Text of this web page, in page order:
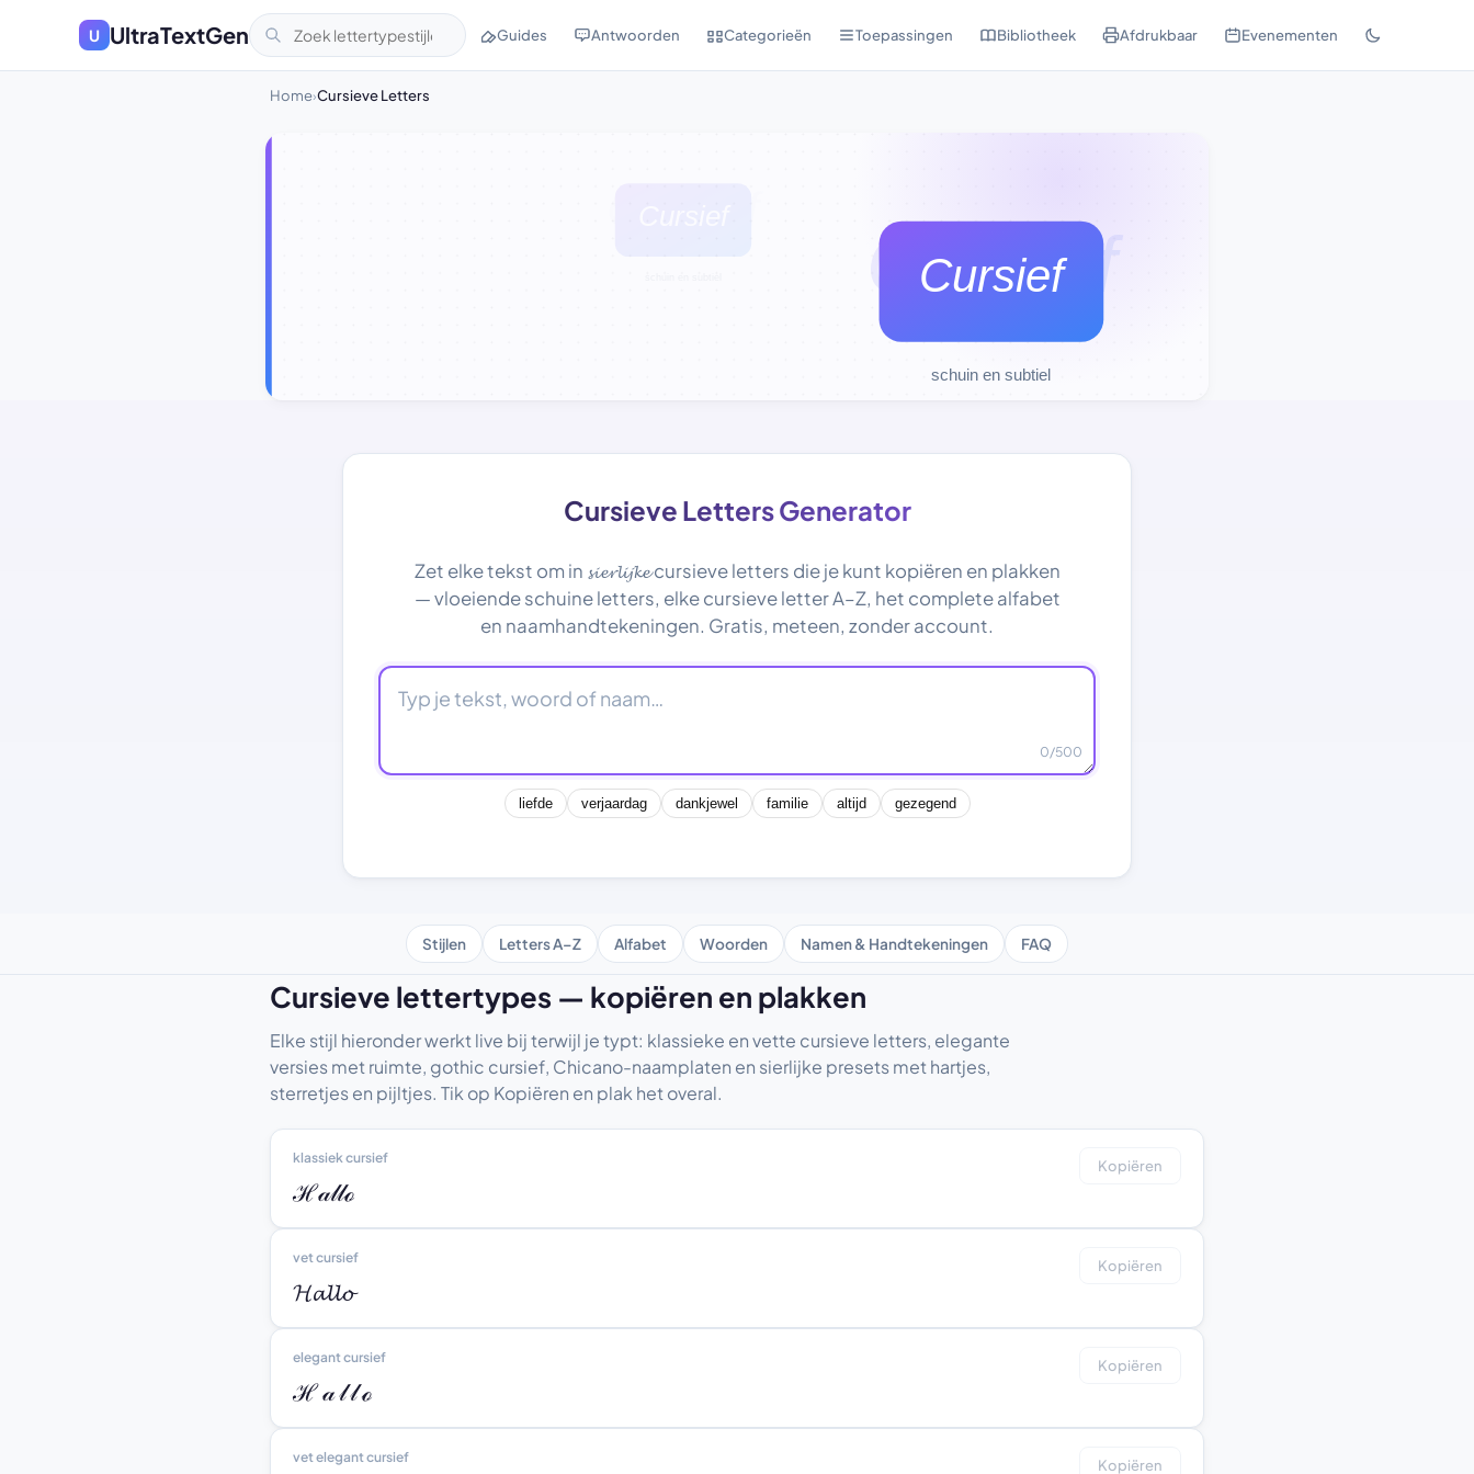
U UltraTextGen Guides Antwoorden Categorieën Toepassingen Bibliotheek Afdrukbaar Evenementen
Home›Cursieve Letters
Cursieve Letters Generator
Zet elke tekst om in 𝓼𝓲𝓮𝓻𝓵𝓲𝓳𝓴𝓮 cursieve letters die je kunt kopiëren en plakken
— vloeiende schuine letters, elke cursieve letter A–Z, het complete alfabet
en naamhandtekeningen. Gratis, meteen, zonder account.
0/500
liefde verjaardag dankjewel familie altijd gezegend
Stijlen Letters A–Z Alfabet Woorden Namen & Handtekeningen FAQ
Cursieve lettertypes — kopiëren en plakken
Elke stijl hieronder werkt live bij terwijl je typt: klassieke en vette cursieve letters, elegante
versies met ruimte, gothic cursief, Chicano-naamplaten en sierlijke presets met hartjes,
sterretjes en pijltjes. Tik op Kopiëren en plak het overal.
klassiek cursief
ℋ𝒶𝓁𝓁ℴ
Kopiëren
vet cursief
𝓗𝓪𝓵𝓵𝓸
Kopiëren
elegant cursief
ℋ 𝒶 𝓁 𝓁 ℴ
Kopiëren
vet elegant cursief Kopiëren